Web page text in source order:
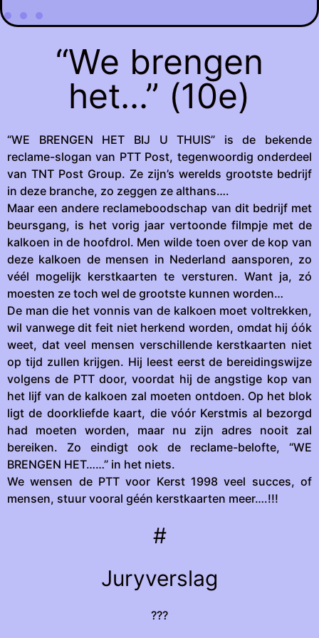
“We brengen
het...” (10e)
“WE BRENGEN HET BIJ U THUIS” is de bekende
reclame-slogan van PTT Post, tegenwoordig onderdeel
van TNT Post Group. Ze zijn’s werelds grootste bedrijf
in deze branche, zo zeggen ze althans….
Maar een andere reclameboodschap van dit bedrijf met
beursgang, is het vorig jaar vertoonde filmpje met de
kalkoen in de hoofdrol. Men wilde toen over de kop van
deze kalkoen de mensen in Nederland aansporen, zo
véél mogelijk kerstkaarten te versturen. Want ja, zó
moesten ze toch wel de grootste kunnen worden…
De man die het vonnis van de kalkoen moet voltrekken,
wil vanwege dit feit niet herkend worden, omdat hij óók
weet, dat veel mensen verschillende kerstkaarten niet
op tijd zullen krijgen. Hij leest eerst de bereidingswijze
volgens de PTT door, voordat hij de angstige kop van
het lijf van de kalkoen zal moeten ontdoen. Op het blok
ligt de doorkliefde kaart, die vóór Kerstmis al bezorgd
had moeten worden, maar nu zijn adres nooit zal
bereiken. Zo eindigt ook de reclame-belofte, “WE
BRENGEN HET……” in het niets.
We wensen de PTT voor Kerst 1998 veel succes, of
mensen, stuur vooral géén kerstkaarten meer….!!!
#
Juryverslag
???